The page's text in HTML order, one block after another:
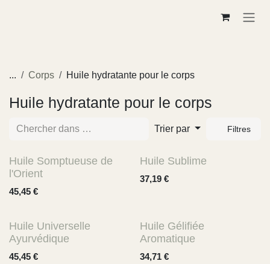
... Corps Huile hydratante pour le corps
Huile hydratante pour le corps
Trier par Filtres
Huile Somptueuse de
l'Orient
45,45€
Huile Sublime
37,19 €
Huile Universelle
Ayurvédique
45,45€
Huile Gélifiée
Aromatique
34,71 €